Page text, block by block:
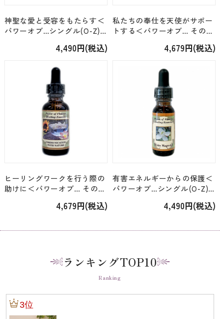
神聖な愛と受容をもたらす＜
パワーオブ…シングル(O-Z)
Yarrow」 [15ml]4,490円(税込)
私たちの奉仕を天使がサポー
トする＜パワーオブ… その他
ルブレンド」 [30ml]4,679円(税込)
ヒーリングワークを行う際の
助けに＜パワーオブ… その他
ョンウィズネイチャー」
4,679円(税込)
有害エネルギーからの保護＜
パワーオブ…シングル(O-Z)
White Magnolia」 [15ml]
4,490円(税込)
ランキングTOP10
Ranking